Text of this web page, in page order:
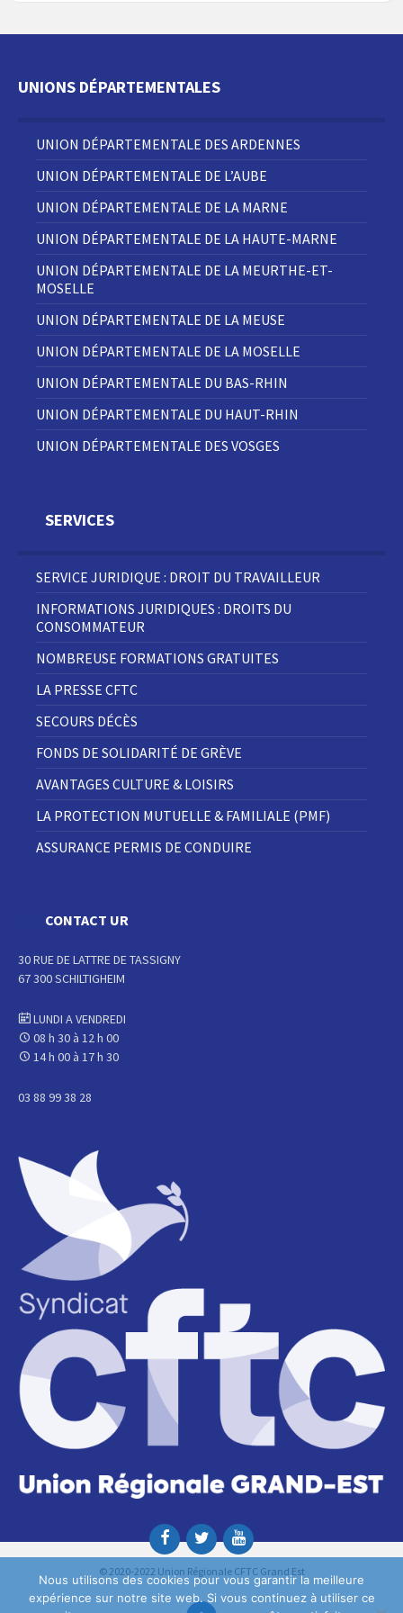
UNIONS DÉPARTEMENTALES
UNION DÉPARTEMENTALE DES ARDENNES
UNION DÉPARTEMENTALE DE L’AUBE
UNION DÉPARTEMENTALE DE LA MARNE
UNION DÉPARTEMENTALE DE LA HAUTE-MARNE
UNION DÉPARTEMENTALE DE LA MEURTHE-ET-
MOSELLE
UNION DÉPARTEMENTALE DE LA MEUSE
UNION DÉPARTEMENTALE DE LA MOSELLE
UNION DÉPARTEMENTALE DU BAS-RHIN
UNION DÉPARTEMENTALE DU HAUT-RHIN
UNION DÉPARTEMENTALE DES VOSGES
SERVICES
SERVICE JURIDIQUE : DROIT DU TRAVAILLEUR
INFORMATIONS JURIDIQUES : DROITS DU
CONSOMMATEUR
NOMBREUSE FORMATIONS GRATUITES
LA PRESSE CFTC
SECOURS DÉCÈS
FONDS DE SOLIDARITÉ DE GRÈVE
AVANTAGES CULTURE & LOISIRS
LA PROTECTION MUTUELLE & FAMILIALE (PMF)
ASSURANCE PERMIS DE CONDUIRE
CONTACT UR
30 RUE DE LATTRE DE TASSIGNY
67 300 SCHILTIGHEIM
LUNDI A VENDREDI
08 h 30 à 12 h 00
14 h 00 à 17 h 30
03 88 99 38 28
© 2020-2022 Union Régionale CFTC Grand Est
Nous utilisons des cookies pour vous garantir la meilleure
expérience sur notre site web. Si vous continuez à utiliser ce